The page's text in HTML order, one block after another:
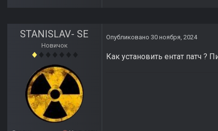
STANISLAV- SE
Новичок
Опубликовано 30 ноября, 2024
Как установить ентат патч ?